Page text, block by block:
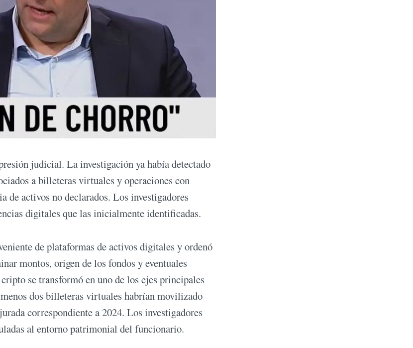
judicial. La investigación ya había detectado
a billeteras virtuales y operaciones con
de activos no declarados. Los investigadores
digitales que las inicialmente identificadas.
de plataformas de activos digitales y ordenó
montos, origen de los fondos y eventuales
se transformó en uno de los ejes principales
dos billeteras virtuales habrían movilizado
correspondiente a 2024. Los investigadores
al entorno patrimonial del funcionario.